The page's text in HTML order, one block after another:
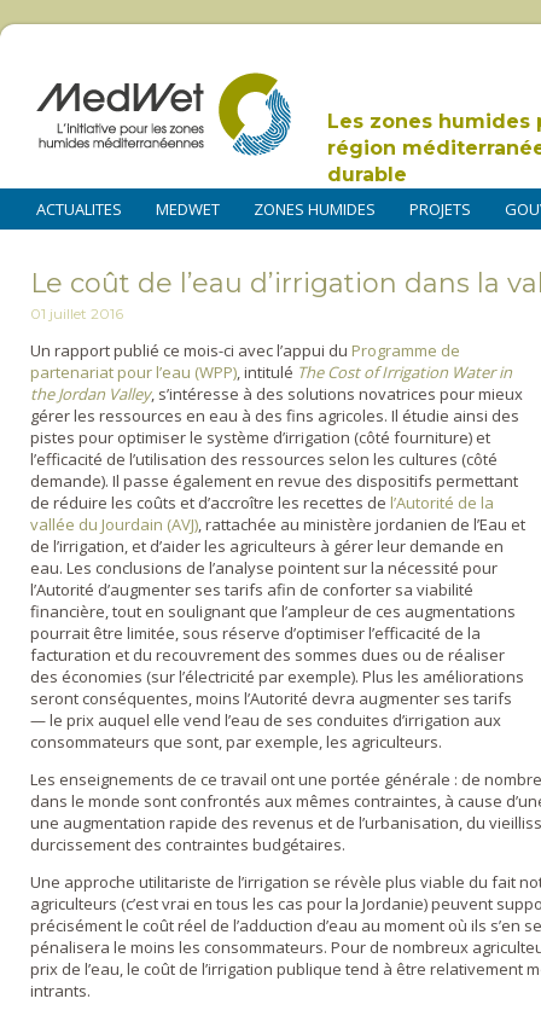
Les zones humides
région
durable
ACTUALITES MEDWET ZONES HUMIDES PROJETS
Le coût de l’eau d’irrigation dans la
01 juillet 2016
Un rapport publié ce mois-ci avec l’appui du Programme de
partenariat pour l’eau (WPP), intitulé The Cost of Irrigation Water in
the Jordan Valley, s’intéresse à des solutions novatrices pour mieux
gérer les ressources en eau à des fins agricoles. Il étudie ainsi des
pistes pour optimiser le système d’irrigation (côté fourniture) et
l’efficacité de l’utilisation des ressources selon les cultures (côté
demande). Il passe également en revue des dispositifs permettant
de réduire les coûts et d’accroître les recettes de l’Autorité de la
vallée du Jourdain (AVJ), rattachée au ministère jordanien de l’Eau et
de l’irrigation, et d’aider les agriculteurs à gérer leur demande en
eau. Les conclusions de l’analyse pointent sur la nécessité pour
l’Autorité d’augmenter ses tarifs afin de conforter sa viabilité
financière, tout en soulignant que l’ampleur de ces augmentations
pourrait être limitée, sous réserve d’optimiser l’efficacité de la
facturation et du recouvrement des sommes dues ou de réaliser
des économies (sur l’électricité par exemple). Plus les améliorations
seront conséquentes, moins l’Autorité devra augmenter ses tarifs
— le prix auquel elle vend l’eau de ses conduites d’irrigation aux
consommateurs que sont, par exemple, les agriculteurs.
Les enseignements de ce travail ont une portée générale : de
dans le monde sont confrontés aux mêmes contraintes, à cause
une augmentation rapide des revenus et de l’urbanisation, du
durcissement des contraintes budgétaires.
Une approche utilitariste de l’irrigation se révèle plus viable du fait
agriculteurs (c’est vrai en tous les cas pour la Jordanie) peuvent
précisément le coût réel de l’adduction d’eau au moment où ils s’en
pénalisera le moins les consommateurs. Pour de nombreux
prix de l’eau, le coût de l’irrigation publique tend à être relativement
intrants.